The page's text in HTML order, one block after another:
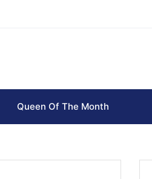
Queen Of The Month